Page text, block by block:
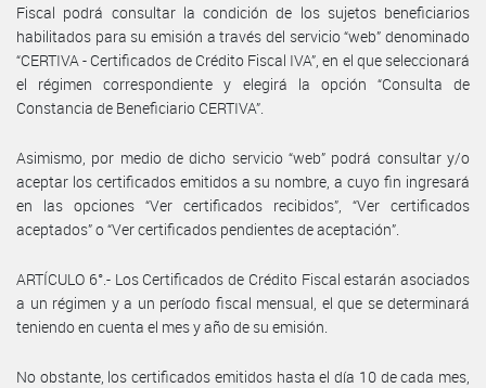
Fiscal podrá consultar la condición de los sujetos beneficiarios
habilitados para su emisión a través del servicio “web” denominado
“CERTIVA - Certificados de Crédito Fiscal IVA”, en el que seleccionará
el régimen correspondiente y elegirá la opción “Consulta de
Constancia de Beneficiario CERTIVA”.
Asimismo, por medio de dicho servicio “web” podrá consultar y/o
aceptar los certificados emitidos a su nombre, a cuyo fin ingresará
en las opciones “Ver certificados recibidos”, “Ver certificados
aceptados” o “Ver certificados pendientes de aceptación”.
ARTÍCULO 6°.- Los Certificados de Crédito Fiscal estarán asociados
a un régimen y a un período fiscal mensual, el que se determinará
teniendo en cuenta el mes y año de su emisión.
No obstante, los certificados emitidos hasta el día 10 de cada mes,